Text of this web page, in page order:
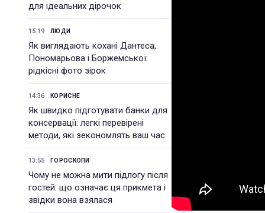
для ідеальних дірочок
15:19 ЛЮДИ
Як виглядають кохані Дантеса,
Пономарьова і Боржемської:
рідкісні фото зірок
14:36 КОРИСНЕ
Як швидко підготувати банки для
консервації: легкі перевірені
методи, які зекономлять ваш час
13:55 ГОРОСКОПИ
Чому не можна мити підлогу після
гостей: що означає ця прикмета і
звідки вона взялася